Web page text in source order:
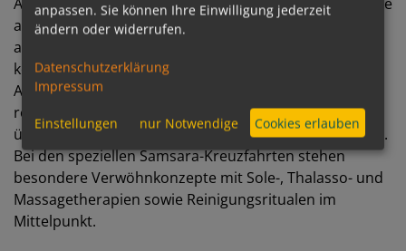
auf den jüngeren, können die Gäste moderne und gut
ausgestattete Wellnessbereiche mit großen,
komfortablen Räume und unzähligen Angeboten und
Anwendungsmöglichkeiten nutzen. Die Bandbreite
reicht von Schönheitsbehandlungen und -therapien
über Massagen bis zu Saunen, Dampfbäder und Pools.
Bei den speziellen Samsara-Kreuzfahrten stehen
besondere Verwöhnkonzepte mit Sole-, Thalasso- und
Massagetherapien sowie Reinigungsritualen im
Mittelpunkt.
anpassen. Sie können Ihre Einwilligung jederzeit
ändern oder widerrufen.
Datenschutzerklärung
Impressum
Einstellungen nur Notwendige Cookies erlauben